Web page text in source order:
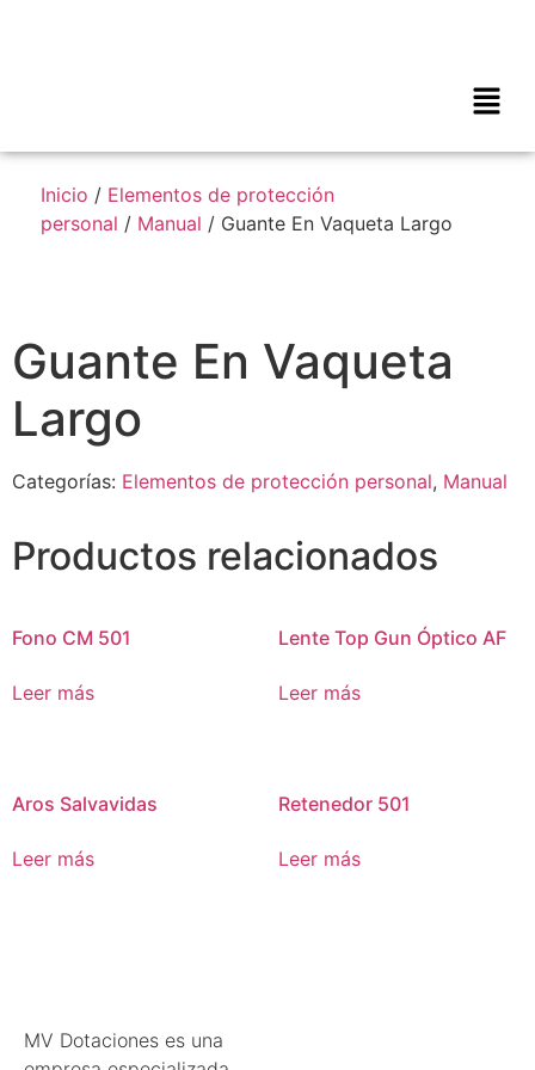
Inicio / Elementos de protección
personal / Manual / Guante En Vaqueta Largo
Guante En Vaqueta
Largo
Categorías: Elementos de protección personal, Manual
Productos relacionados
Fono CM 501
Leer más
Lente Top Gun Óptico AF
Leer más
Aros Salvavidas
Leer más
Retenedor 501
Leer más
MV Dotaciones es una